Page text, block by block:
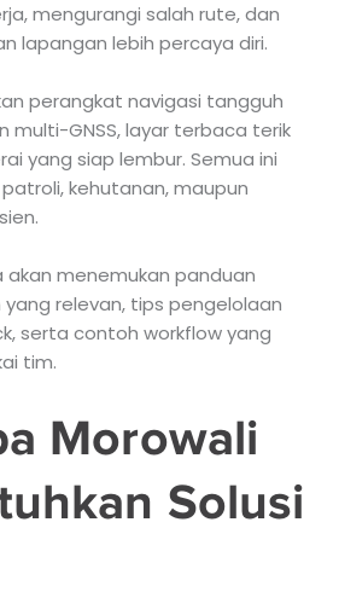
mengurangi salah rute, dan
lapangan lebih percaya diri.
perangkat navigasi tangguh
multi-GNSS, layar terbaca terik
yang siap lembur. Semua ini
kehutanan, maupun
akan menemukan panduan
yang relevan, tips pengelolaan
serta contoh workflow yang
tim.
Morowali
Solusi